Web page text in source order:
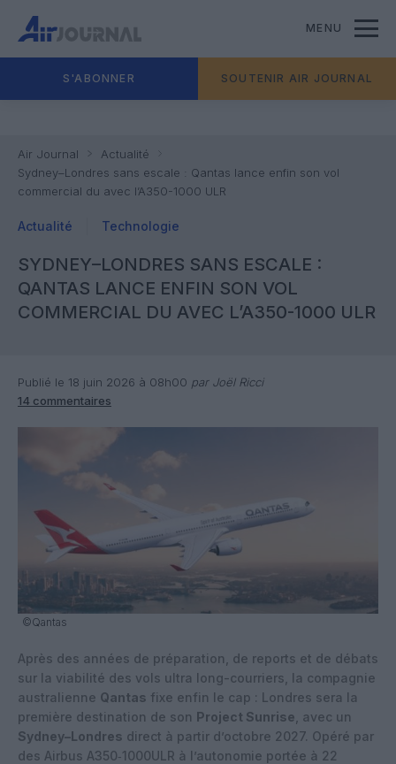
MENU
S'ABONNER SOUTENIR AIR JOURNAL
Air Journal
Actualité
Sydney–Londres sans escale : Qantas lance enfin son vol
commercial du avec l’A350-1000 ULR
Actualité Technologie
SYDNEY–LONDRES SANS ESCALE :
QANTAS LANCE ENFIN SON VOL
COMMERCIAL DU AVEC L’A350-1000 ULR
Publié le 18 juin 2026 à 08h00 par Joël Ricci
14 commentaires
©Qantas
Après des années de préparation, de reports et de débats
sur la viabilité des vols ultra long-courriers, la compagnie
australienne Qantas fixe enfin le cap : Londres sera la
première destination de son Project Sunrise , avec un
Sydney–Londres direct à partir d’octobre 2027. Opéré par
des Airbus A350‑1000ULR à l’autonomie portée à 22